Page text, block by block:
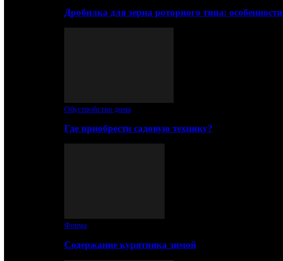
Дробилка для зерна роторного типа: особенности
Обустройство дома
Где приобрести садовую технику?
Ферма
Содержание курятника зимой